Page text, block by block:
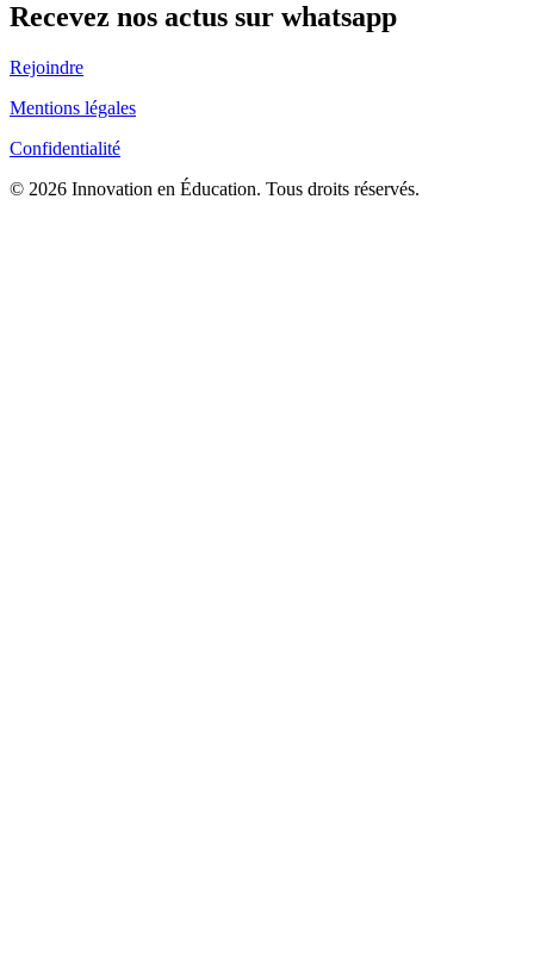
Recevez nos actus sur whatsapp
Rejoindre
Mentions légales
Confidentialité
© 2026 Innovation en Éducation. Tous droits réservés.